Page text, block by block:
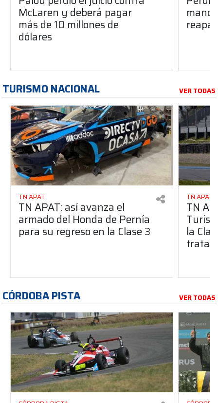
McLaren y deberá pagar
más de 10 millones de
dólares
TURISMO NACIONAL VER TODAS
TN APAT
TN APAT: así avanza el
armado del Honda de Pernía
para su regreso en la Clase 3
TN APAT
TN
la
trata?
CÓRDOBA PISTA VER TODAS